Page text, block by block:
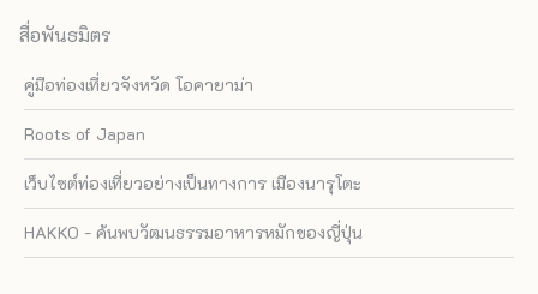
สื่อพันธมิตร
คู่มือท่องเที่ยวจังหวัด โอคายาม่า
Roots of Japan
เว็บไซต์ท่องเที่ยวอย่างเป็นทางการ เมืองนารุโตะ
HAKKO - ค้นพบวัฒนธรรมอาหารหมักของญี่ปุ่น